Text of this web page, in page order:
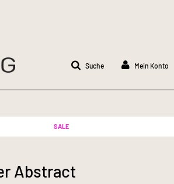
Suche Mein Konto
SALE
Abstract